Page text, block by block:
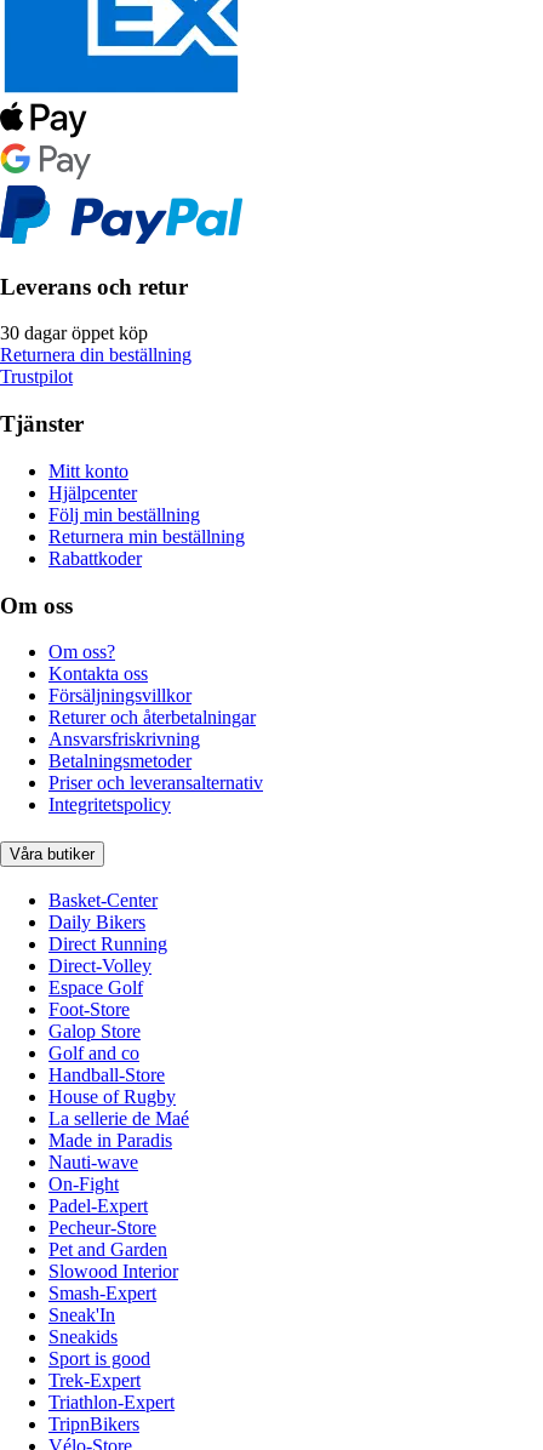
Leverans och retur
30 dagar öppet köp
Returnera din beställning
Trustpilot
Tjänster
Mitt konto
Hjälpcenter
Följ min beställning
Returnera min beställning
Rabattkoder
Om oss
Om oss?
Kontakta oss
Försäljningsvillkor
Returer och återbetalningar
Ansvarsfriskrivning
Betalningsmetoder
Priser och leveransalternativ
Integritetspolicy
Våra butiker
Basket-Center
Daily Bikers
Direct Running
Direct-Volley
Espace Golf
Foot-Store
Galop Store
Golf and co
Handball-Store
House of Rugby
La sellerie de Maé
Made in Paradis
Nauti-wave
On-Fight
Padel-Expert
Pecheur-Store
Pet and Garden
Slowood Interior
Smash-Expert
Sneak'In
Sneakids
Sport is good
Trek-Expert
Triathlon-Expert
TripnBikers
Vélo-Store